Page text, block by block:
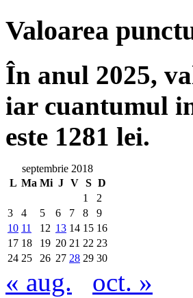
Valoarea
În anul 2025,
iar cuantumul
este 1281 lei.
septembrie 2018
L Ma Mi J V S D
1
2
3
4 5 6 7 8
9
10 11 12 13 14 15 16
17 18 19 20 21 22 23
24 25 26 27 28 29 30
« aug. oct. »